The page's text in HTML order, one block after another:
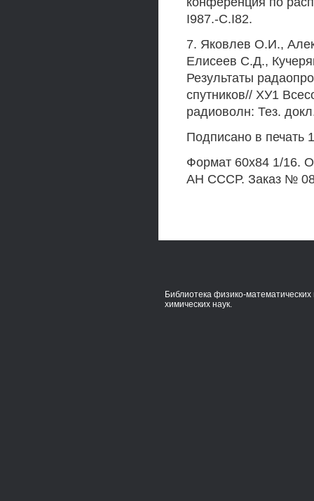
I987.-C.I82.
7. Яковлев О.И.,
Елисеев С.Д.,
Результаты
спутников// ХУ1
радиоволн: Тез.
Подписано в печать
Формат 60x84 1/16.
АН СССР. Заказ №
Библиотека физико-математических
химических наук.